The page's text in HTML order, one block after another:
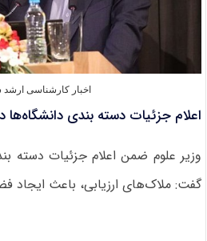
اخبار کارشناسی
اعلام جزئیات دسته بندی
وزیر علوم ضمن اعلام جزئیات دسته
گفت: ملاک‌های ارزیابی، باعث ایجاد